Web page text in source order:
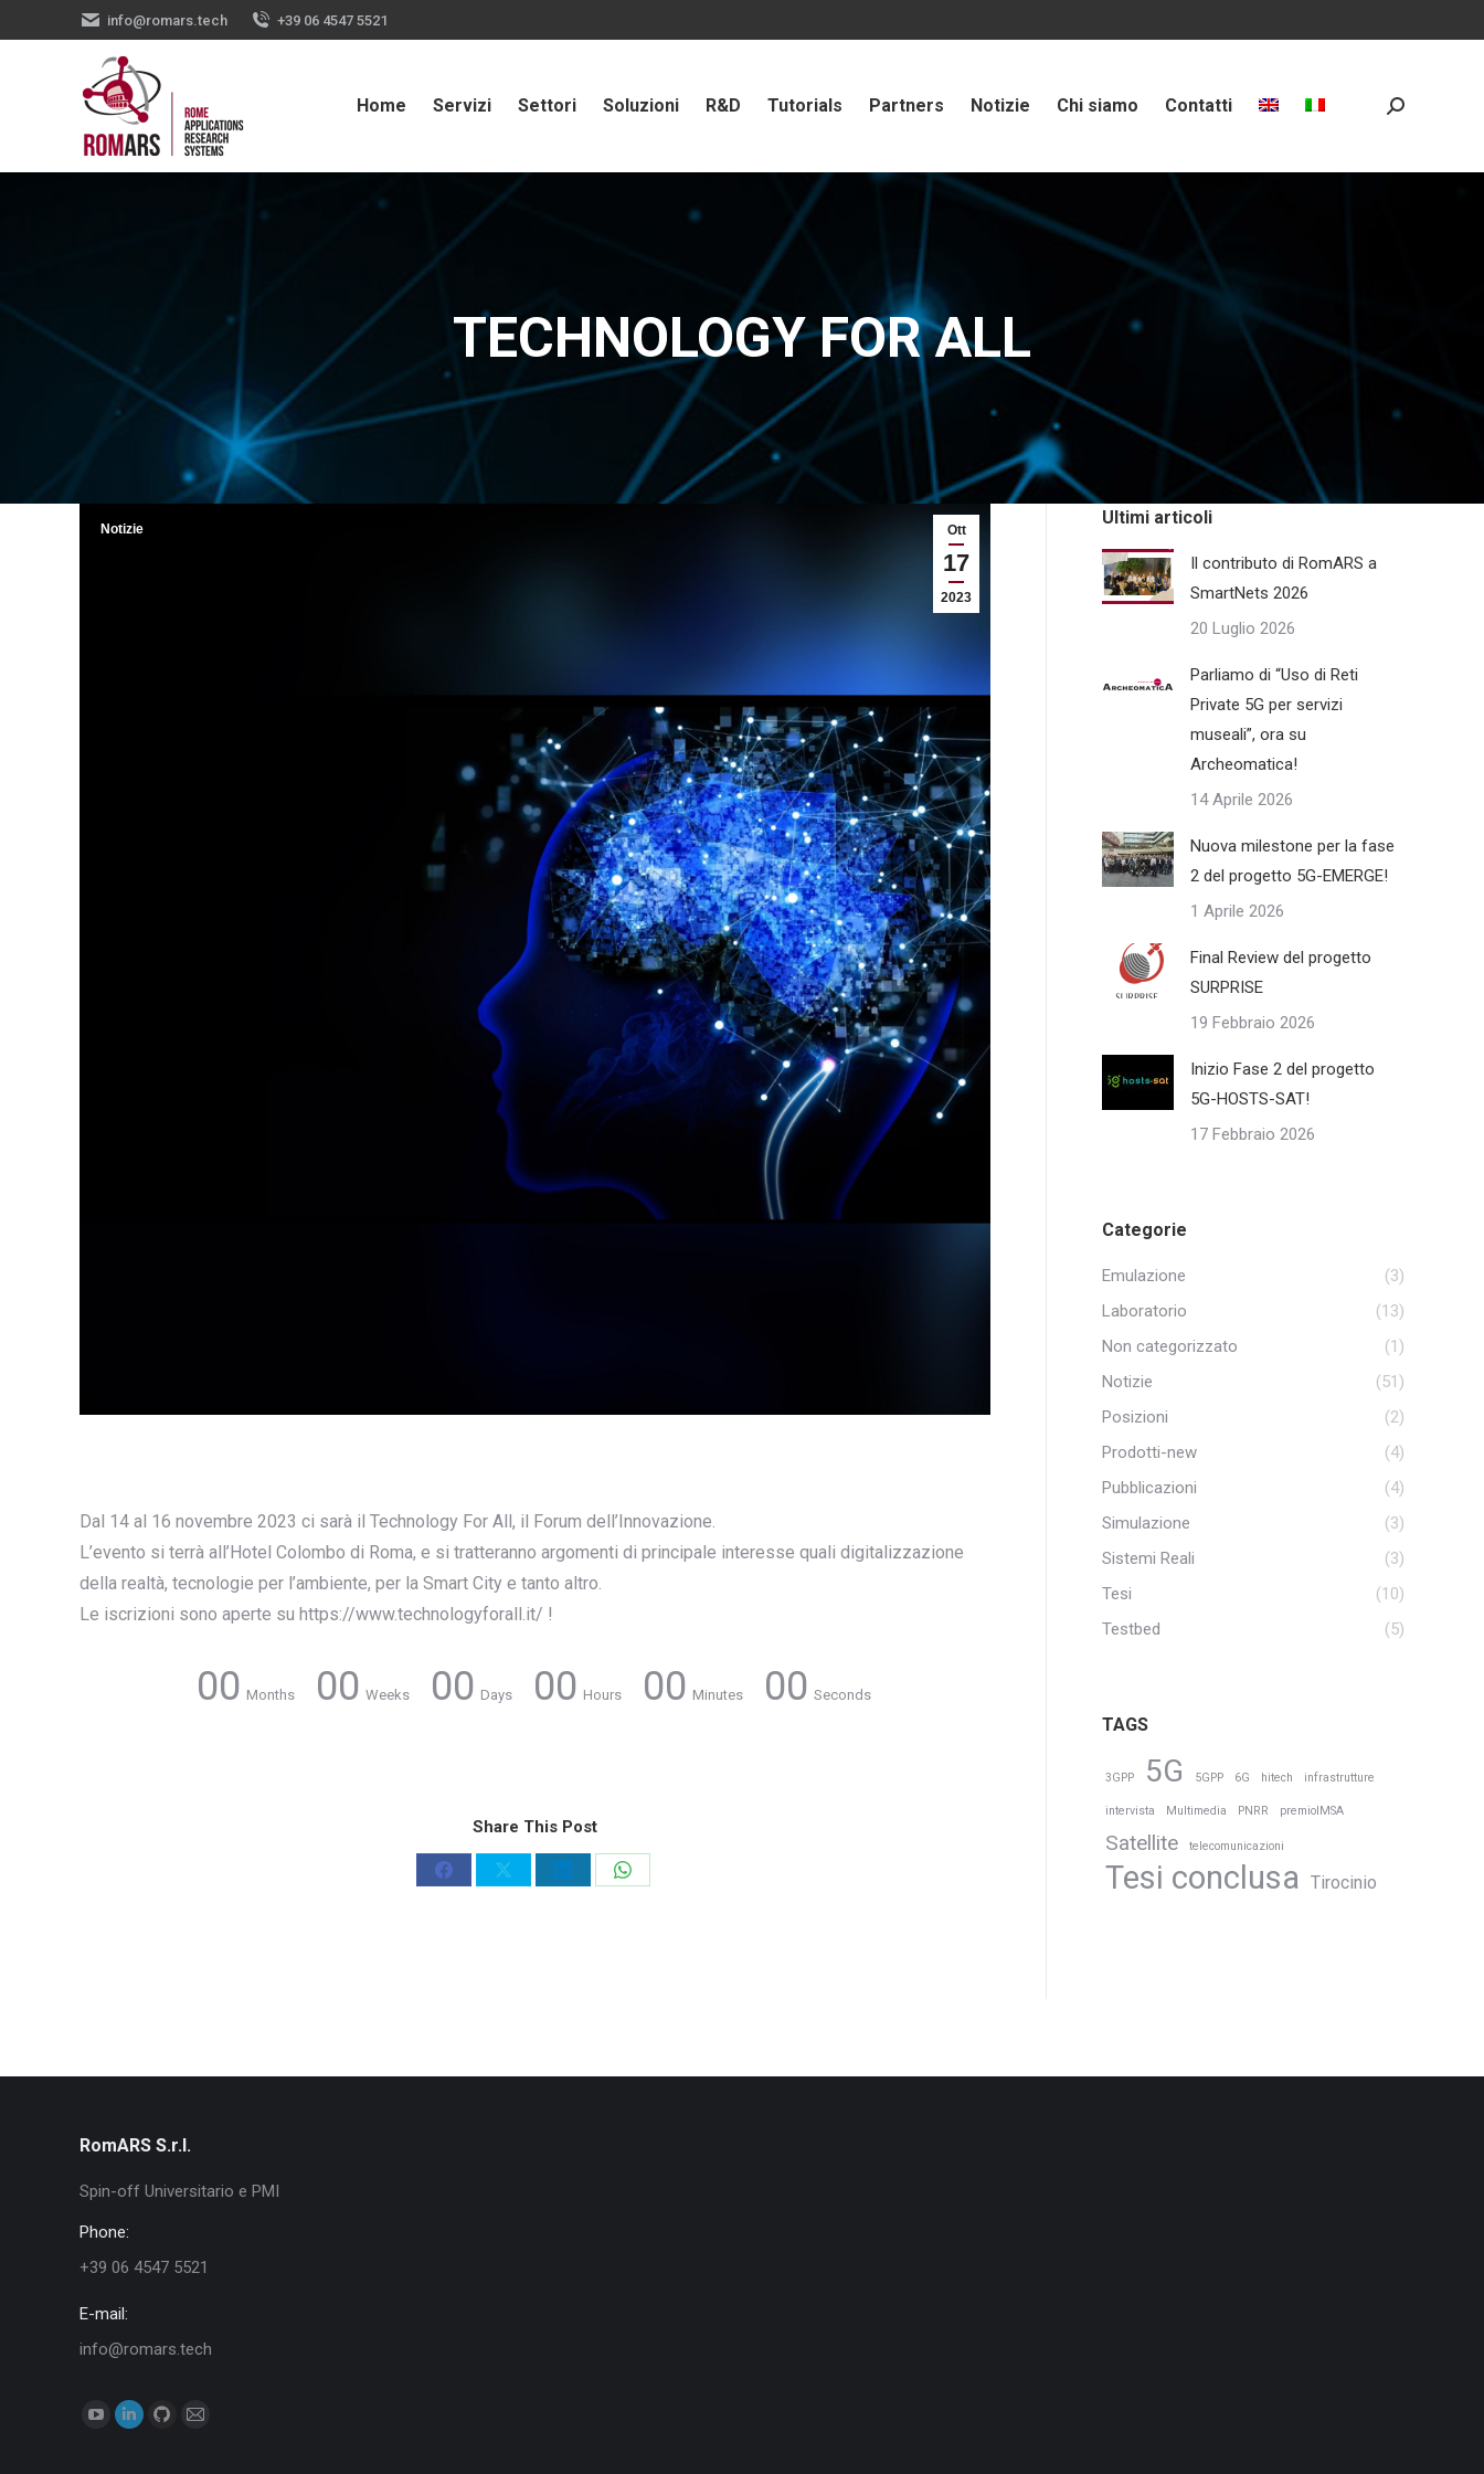
info@romars.tech +39 06 4547 5521
Home Servizi Settori Soluzioni R&D Tutorials Partners Notizie Chi siamo Contatti Search:
TECHNOLOGY FOR ALL
Ott
17
2023
Notizie
Dal 14 al 16 novembre 2023 ci sarà il Technology For All, il Forum dell’Innovazione.
L’evento si terrà all’Hotel Colombo di Roma, e si tratteranno argomenti di principale interesse quali digitalizzazione
della realtà, tecnologie per l’ambiente, per la Smart City e tanto altro.
Le iscrizioni sono aperte su https://www.technologyforall.it/ !
00 Months 00 Weeks 00 Days 00 Hours 00 Minutes 00 Seconds
Share This Post
Share
Share
Share
Share
Ultimi articoli
Il contributo di RomARS a
SmartNets 2026
20 Luglio 2026
Parliamo di “Uso di Reti
Private 5G per servizi
museali”, ora su
Archeomatica!
14 Aprile 2026
Nuova milestone per la fase
2 del progetto 5G-EMERGE!
1 Aprile 2026
Final Review del progetto
SURPRISE
19 Febbraio 2026
Inizio Fase 2 del progetto
5G-HOSTS-SAT!
17 Febbraio 2026
Categorie
Emulazione
(3)
Laboratorio
(13)
Non categorizzato
(1)
Notizie
(51)
Posizioni
(2)
Prodotti-new
(4)
Pubblicazioni
(4)
Simulazione
(3)
Sistemi Reali
(3)
Tesi
(10)
Testbed
(5)
TAGS
3GPP 5G 5GPP 6G hitech infrastrutture
intervista Multimedia PNRR premioIMSA
Satellite telecomunicazioni
Tesi conclusa Tirocinio
RomARS S.r.l.
Spin-off Universitario e PMI
Phone:
+39 06 4547 5521
E-mail:
info@romars.tech
Find us on:
YouTube
LinkedinGithubMail